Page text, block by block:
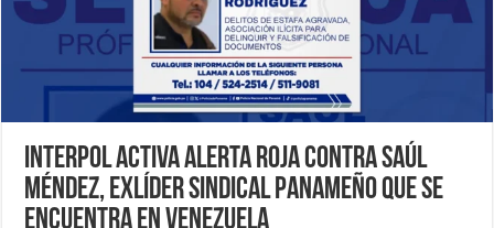
Interpol activa Alerta Roja contra Saúl
Méndez, exlíder sindical panameño que se
encuentra en Venezuela